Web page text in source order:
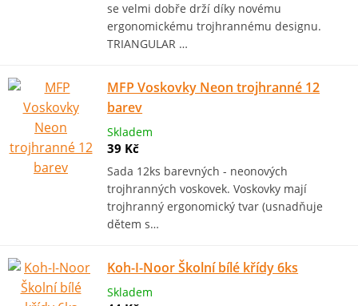
se velmi dobře drží díky novému
ergonomickému trojhrannému designu.
TRIANGULAR …
MFP Voskovky Neon trojhranné 12
barev
Skladem
39 Kč
Sada 12ks barevných - neonových
trojhranných voskovek. Voskovky mají
trojhranný ergonomický tvar (usnadňuje
dětem s…
Koh-I-Noor Školní bílé křídy 6ks
Skladem